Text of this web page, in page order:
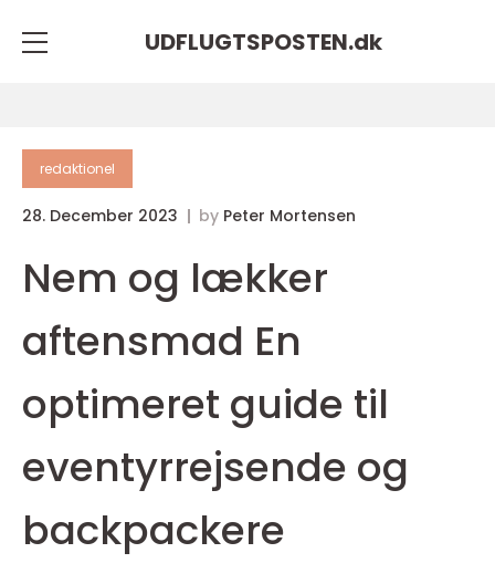
UDFLUGTSPOSTEN.dk
redaktionel
28. December 2023 by Peter Mortensen
Nem og lækker
aftensmad En
optimeret guide til
eventyrrejsende og
backpackere